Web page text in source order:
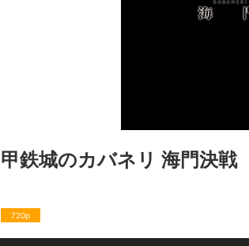
甲鉄城のカバネリ 海門決戦
720p